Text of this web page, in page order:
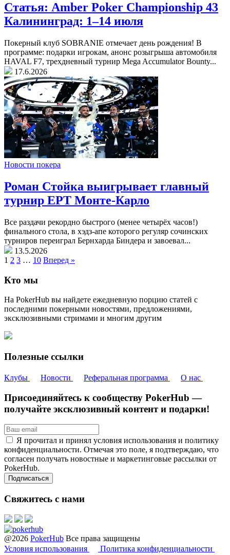
Статья: Amber Poker Championship 43
Калининград: 1–14 июля
Покерный клуб SOBRANIE отмечает день рождения! В
программе: подарки игрокам, анонс розыгрыша автомобиля
HAVAL F7, трехдневный турнир Mega Accumulator Bounty...
17.6.2026
Новости покера
Роман Стойка выигрывает главный
турнир EPT Монте-Карло
Все раздачи рекордно быстрого (менее четырёх часов!)
финального стола, в хэдз-апе которого регуляр сочинских
турниров переиграл Бернхарда Биндера и завоевал...
13.5.2026
1 2 3 … 10 Вперед »
Кто мы
На PokerHub вы найдете ежедневную порцию статей с
последними покерными новостями, предложениями,
эксклюзивными стримами и многим другим
Полезные ссылки
Клубы Новости Реферальная программа О нас
Присоединяйтесь к сообществу PokerHub —
получайте эксклюзивный контент и подарки!
Я прочитал и принял условия использования и политику
конфиденциальности. Отмечая это поле, я подтверждаю, что
согласен получать новостные и маркетинговые рассылки от
PokerHub.
Свяжитесь с нами
@2026 PokerHub Все права защищены
Условия использования
Политика конфиденциальности